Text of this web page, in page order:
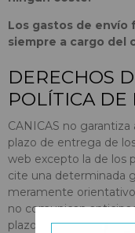
Los gastos de envío
siempre a cargo del
DERECHOS
POLÍTICA DE
CANICAS no
plazo de entrega de
web excepto la de los
cite una determinada
meramente
no comunican
plazos de entrega.